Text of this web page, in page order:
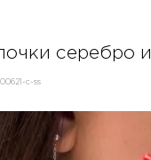
серебро и
c-ss